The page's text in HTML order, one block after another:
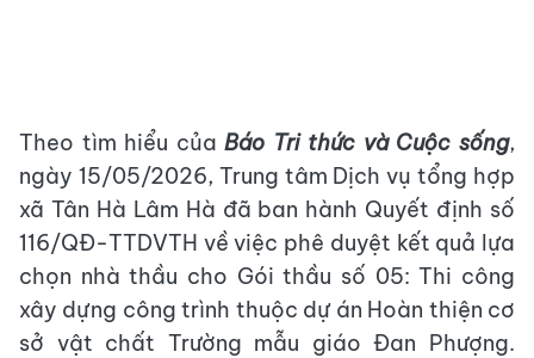
Theo tìm hiểu củaBáo Tri thức và Cuộc sống,
ngày 15/05/2026, Trung tâm Dịch vụ tổng hợp
xã Tân Hà Lâm Hà đã ban hành Quyết định số
116/QĐ-TTDVTH về việc phê duyệt kết quả lựa
chọn nhà thầu cho Gói thầu số 05: Thi công
xây dựng công trình thuộc dự án Hoàn thiện cơ
sở vật chất Trường mẫu giáo Đan Phượng.